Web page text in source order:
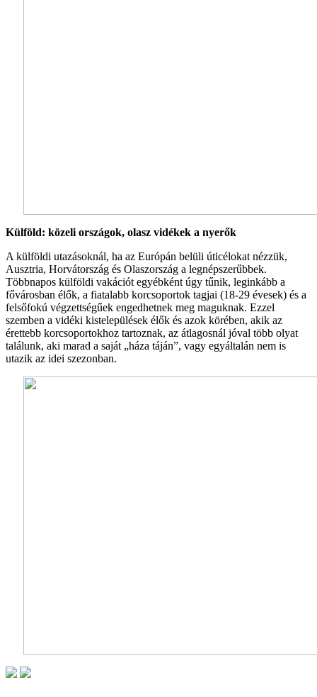
Külföld: közeli országok, olasz vidékek a nyerők
A külföldi utazásoknál, ha az Európán belüli úticélokat nézzük,
Ausztria, Horvátország és Olaszország a legnépszerűbbek.
Többnapos külföldi vakációt egyébként úgy tűnik, leginkább a
fővárosban élők, a fiatalabb korcsoportok tagjai (18-29 évesek) és a
felsőfokú végzettségűek engedhetnek meg maguknak. Ezzel
szemben a vidéki kistelepülések élők és azok körében, akik az
érettebb korcsoportokhoz tartoznak, az átlagosnál jóval több olyat
találunk, aki marad a saját „háza táján”, vagy egyáltalán nem is
utazik az idei szezonban.